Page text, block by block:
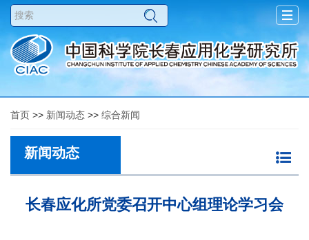
首页 >> 新闻动态 >> 综合新闻
新闻动态
长春应化所党委召开中心组理论学习会